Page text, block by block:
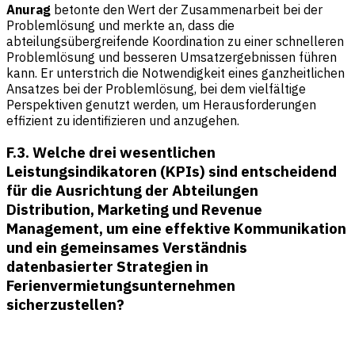
Anurag betonte den Wert der Zusammenarbeit bei der
Problemlösung und merkte an, dass die
abteilungsübergreifende Koordination zu einer schnelleren
Problemlösung und besseren Umsatzergebnissen führen
kann. Er unterstrich die Notwendigkeit eines ganzheitlichen
Ansatzes bei der Problemlösung, bei dem vielfältige
Perspektiven genutzt werden, um Herausforderungen
effizient zu identifizieren und anzugehen.
F.3. Welche drei wesentlichen
Leistungsindikatoren (KPIs) sind entscheidend
für die Ausrichtung der Abteilungen
Distribution, Marketing und Revenue
Management, um eine effektive Kommunikation
und ein gemeinsames Verständnis
datenbasierter Strategien in
Ferienvermietungsunternehmen
sicherzustellen?